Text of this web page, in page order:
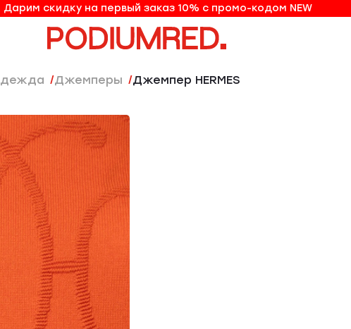
10% на первый заказ по промо-коду NEW
Дарим скидку на первый заказ 10% с промо-кодом NEW
Одежда Джемперы Джемпер HERMES